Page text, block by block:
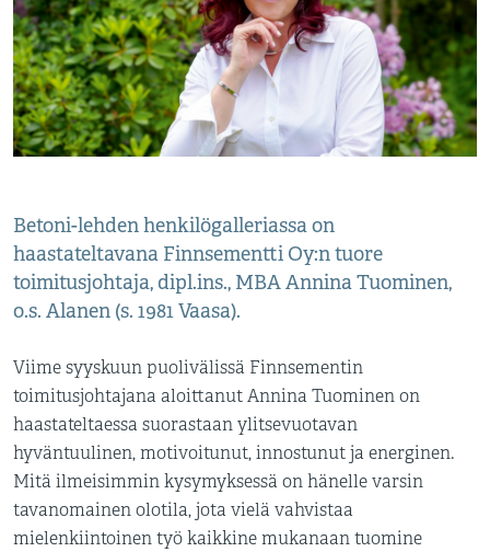
Betoni-lehden henkilögalleriassa on
haastateltavana Finnsementti Oy:n tuore
toimitusjohtaja, dipl.ins., MBA Annina Tuominen,
o.s. Alanen (s. 1981 Vaasa).
Viime syyskuun puolivälissä Finnsementin
toimitusjohtajana aloittanut Annina Tuominen on
haastateltaessa suorastaan ylitsevuotavan
hyväntuulinen, motivoitunut, innostunut ja energinen.
Mitä ilmeisimmin kysymyksessä on hänelle varsin
tavanomainen olotila, jota vielä vahvistaa
mielenkiintoinen työ kaikkine mukanaan tuomine